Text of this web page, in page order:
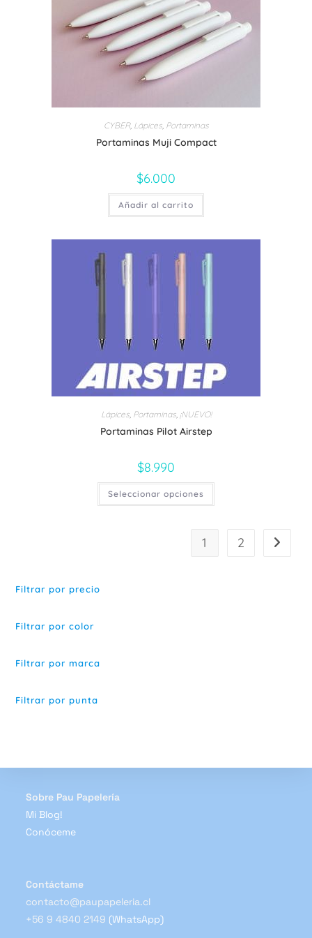
la
página
de
producto
CYBER, Lápices, Portaminas
Portaminas Muji Compact
$6.000
Añadir al carrito
Lápices, Portaminas, ¡NUEVO!
Portaminas Pilot Airstep
$8.990
Seleccionar opciones
Este
tiene
opciones
1 2
Filtrar por precio
Filtrar por color
Filtrar por marca
Filtrar por punta
Sobre Pau Papelería
Mi Blog!
Conóceme
Contáctame
contacto@paupapeleria.cl
+56 9 4840 2149 (WhatsApp)